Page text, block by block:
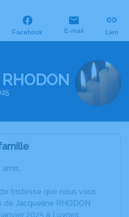
Facebook E-mail Lien
tristesse que nous vous
Jacqueline RHODON
2025 à Luynes.